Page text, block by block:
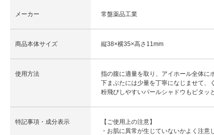
メーカー 常盤薬品工業
商品本体サイズ 縦38×横35×高さ11mm
使用方法
指の腹に適量を取り、アイホール全体に
下まぶたには少量を丁寧になじませて、
粉飛びしやすいパールシャドウもピタッ
特記事項・成分表示
【ご使用上の注意】
・お肌に異常が生じていないかよく注意